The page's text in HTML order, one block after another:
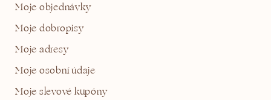
Moje objednávky
Moje dobropisy
Moje adresy
Moje osobní údaje
Moje slevové kupóny